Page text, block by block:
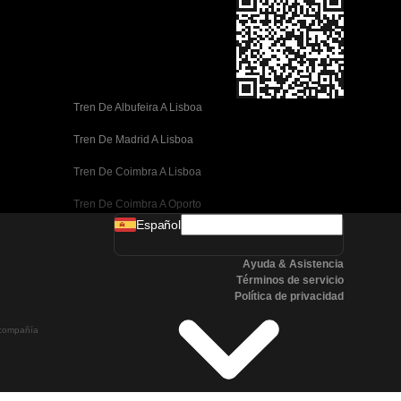
Tren De Albufeira A Lisboa
Tren De Madrid A Lisboa
Tren De Coimbra A Lisboa
Tren De Coimbra A Oporto
Tren De Valencia A Barcelona
Tren De Málaga A Madrid
Español
Ayuda & Asistencia
Términos de servicio
Política de privacidad